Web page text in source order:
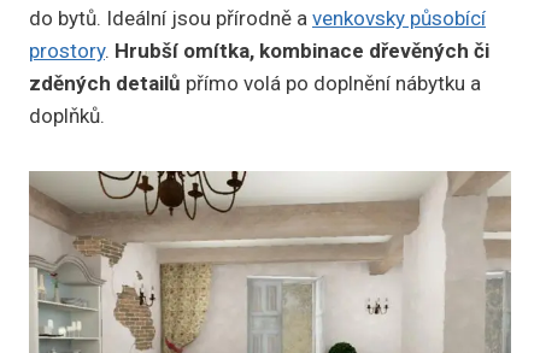
do bytů. Ideální jsou přírodně a venkovsky působící
prostory. Hrubší omítka, kombinace dřevěných či
zděných detailů přímo volá po doplnění nábytku a
doplňků.